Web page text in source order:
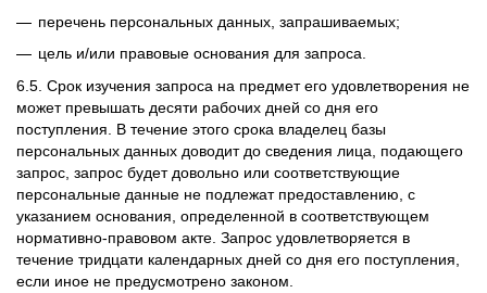
перечень персональных данных, запрашиваемых;
цель и/или правовые основания для запроса.
6.5. Срок изучения запроса на предмет его удовлетворения не
может превышать десяти рабочих дней со дня его
поступления. В течение этого срока владелец базы
персональных данных доводит до сведения лица, подающего
запрос, запрос будет довольно или соответствующие
персональные данные не подлежат предоставлению, с
указанием основания, определенной в соответствующем
нормативно-правовом акте. Запрос удовлетворяется в
течение тридцати календарных дней со дня его поступления,
если иное не предусмотрено законом.